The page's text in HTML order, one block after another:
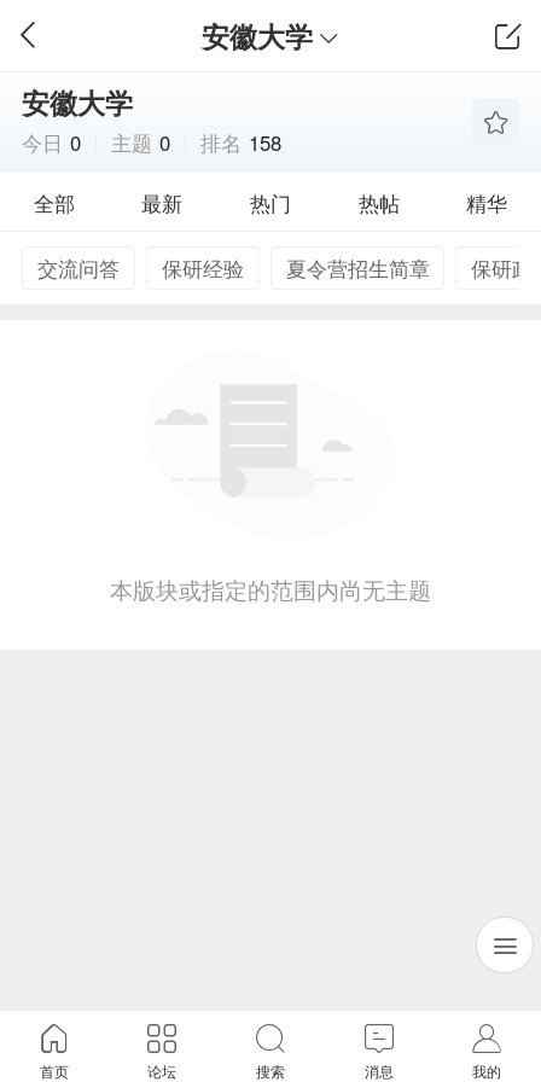
安徽大学
安徽大学
今日 0 主题 0 排名 158
全部 最新 热门 热帖 精华
交流问答 保研经验 夏令营招生简章 保研政
本版块或指定的范围内尚无主题
首页 论坛 搜索 消息 我的